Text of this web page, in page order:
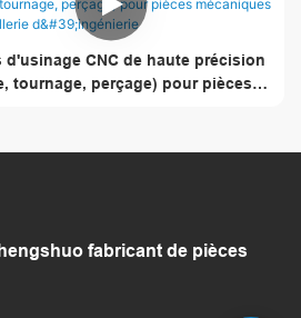
d'usinage CNC de haute précision
tournage, perçage) pour pièces
fabricant de pièces